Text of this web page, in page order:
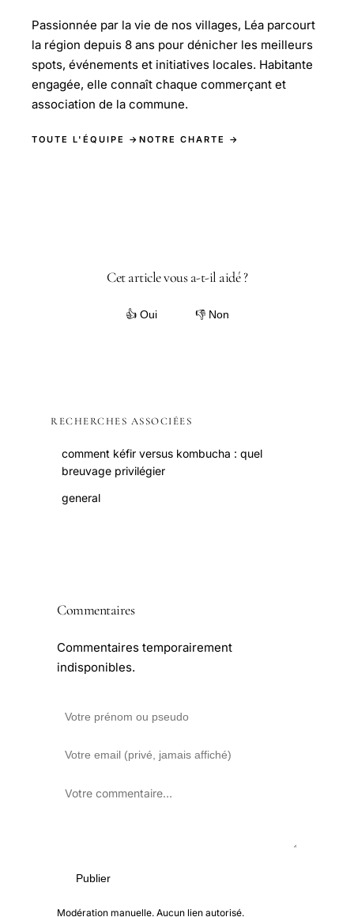
Passionnée par la vie de nos villages, Léa parcourt
la région depuis 8 ans pour dénicher les meilleurs
spots, événements et initiatives locales. Habitante
engagée, elle connaît chaque commerçant et
association de la commune.
TOUTE L'ÉQUIPE → NOTRE CHARTE →
Cet article vous a-t-il aidé ?
👍 Oui 👎 Non
RECHERCHES ASSOCIÉES
comment kéfir versus kombucha : quel
breuvage privilégier
general
Commentaires
Commentaires temporairement
indisponibles.
Publier
Modération manuelle. Aucun lien autorisé.